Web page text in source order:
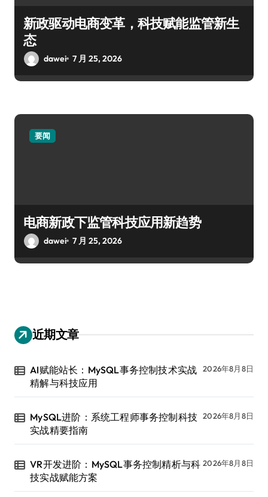
新政驱动电商变革，科技赋能监管新生
态
dawei 7 月 25, 2026
要闻
电商新政下监管科技应用新趋势
dawei 7 月 25, 2026
近期文章
AI赋能站长：MySQL事务控制技术实战
精解与科技应用
2026年8月8日
MySQL进阶：系统工程师事务控制科技
实战精要指南
2026年8月8日
VR开发进阶：MySQL事务控制精析与科
技实战赋能方案
2026年8月8日